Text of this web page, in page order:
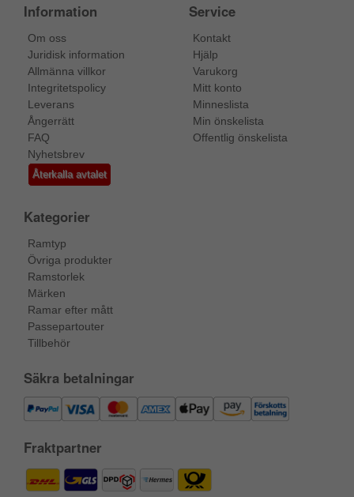
Information
Om oss
Juridisk information
Allmänna villkor
Integritetspolicy
Leverans
Ångerrätt
FAQ
Nyhetsbrev
Återkalla avtalet
Service
Kontakt
Hjälp
Varukorg
Mitt konto
Minneslista
Min önskelista
Offentlig önskelista
Kategorier
Ramtyp
Övriga produkter
Ramstorlek
Märken
Ramar efter mått
Passepartouter
Tillbehör
Säkra betalningar
Fraktpartner